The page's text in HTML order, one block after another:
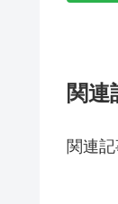
関連
関連